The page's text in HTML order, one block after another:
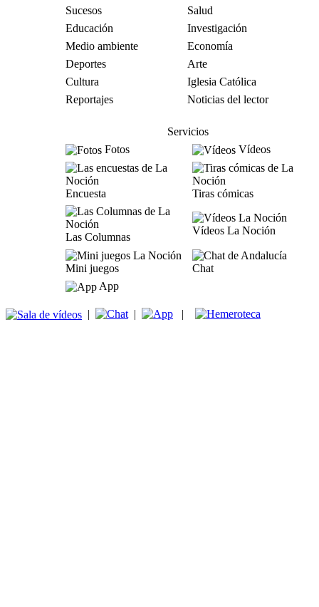
Sucesos
Salud
Educación
Investigación
Medio ambiente
Economía
Deportes
Arte
Cultura
Iglesia Católica
Reportajes
Noticias del lector
Servicios
Fotos
Vídeos
Encuesta Tiras cómicas
Las Columnas
Vídeos La Noción
Mini juegos
Chat
App
| | |